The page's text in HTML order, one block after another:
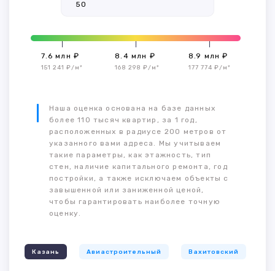
7.6 млн ₽
151 241 ₽/м²
8.4 млн ₽
168 298 ₽/м²
8.9 млн ₽
177 774 ₽/м²
Наша оценка основана на базе данных
более 110 тысяч квартир, за 1 год,
расположенных в радиусе 200 метров от
указанного вами адреса. Мы учитываем
такие параметры, как этажность, тип
стен, наличие капитального ремонта, год
постройки, а также исключаем объекты с
завышенной или заниженной ценой,
чтобы гарантировать наиболее точную
оценку.
Казань Авиастроительный Вахитовский